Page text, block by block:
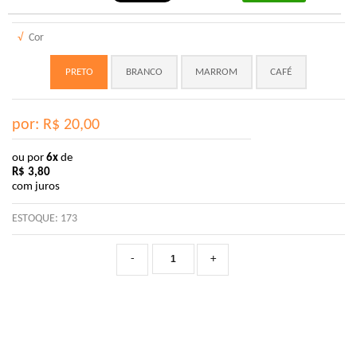
√ Cor
PRETO BRANCO MARROM CAFÉ
por: R$ 20,00
ou por 6x de
R$ 3,80
com juros
ESTOQUE: 173
+
-